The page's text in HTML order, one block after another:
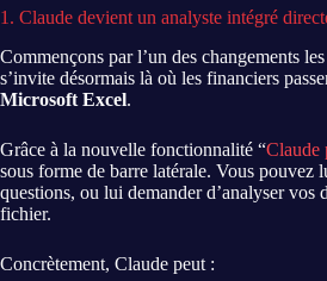
1. Claude devient un analyste intégré
Commençons par l’un des changements
s’invite désormais là où les financiers
Microsoft Excel.
Grâce à la nouvelle fonctionnalité “Claude
sous forme de barre latérale. Vous pouvez
questions, ou lui demander d’analyser vos
fichier.
Concrètement, Claude peut :